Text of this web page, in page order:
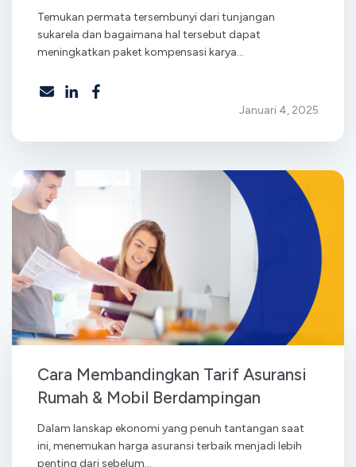
Temukan permata tersembunyi dari tunjangan
sukarela dan bagaimana hal tersebut dapat
meningkatkan paket kompensasi karya...
Januari 4, 2025
Cara Membandingkan Tarif Asuransi
Rumah & Mobil Berdampingan
Dalam lanskap ekonomi yang penuh tantangan saat
ini, menemukan harga asuransi terbaik menjadi lebih
penting dari sebelum...